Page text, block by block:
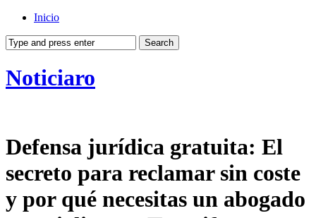
Inicio
Noticiaro
Defensa jurídica gratuita: El
secreto para reclamar sin coste
y por qué necesitas un abogado